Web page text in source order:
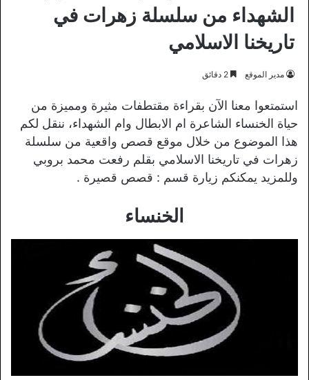
الشهداء من سلسلة زهرات في
تاريخنا الاسلامي
مدير الموقع
استمتعوا معنا الآن بقراءة مقتطفات مثيرة ومميزة من
حياة الخنساء الشاعرة ام الابطال وام الشهداء، ننقل لكم
هذا الموضوع من خلال موقع قصص واقعية من سلسلة
زهرات في تاريخنا الاسلامي بقلم رفعت محمد بروبي
وللمزيد يمكنكم زيارة قسم : قصص قصيرة .
الخنساء